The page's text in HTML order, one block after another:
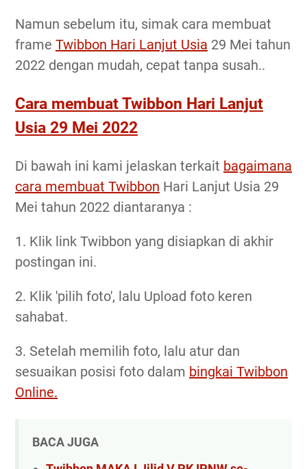
Namun sebelum itu, simak cara membuat
frame Twibbon Hari Lanjut Usia 29 Mei tahun
2022 dengan mudah, cepat tanpa susah..
Cara membuat Twibbon Hari Lanjut
Usia 29 Mei 2022
Di bawah ini kami jelaskan terkait bagaimana
cara membuat Twibbon Hari Lanjut Usia 29
Mei tahun 2022 diantaranya :
1. Klik link Twibbon yang disiapkan di akhir
postingan ini.
2. Klik 'pilih foto', lalu Upload foto keren
sahabat.
3. Setelah memilih foto, lalu atur dan
sesuaikan posisi foto dalam bingkai Twibbon
Online.
BACA JUGA